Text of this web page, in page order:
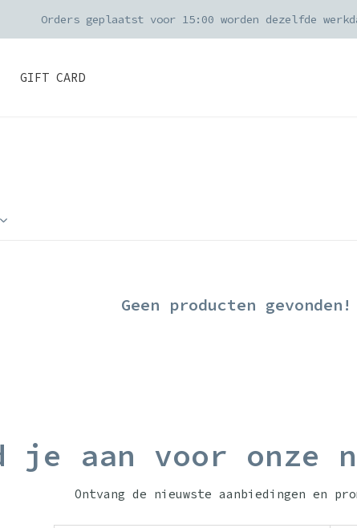
GIFT CARD
Orders geplaatst voor 15:00 worden dezelfde
Geen producten gevonden!
je aan voor onze
Ontvang de nieuwste aanbiedingen en